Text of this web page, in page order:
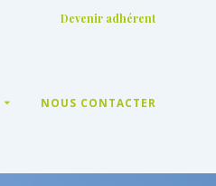
Devenir adhérent
NOUS CONTACTER